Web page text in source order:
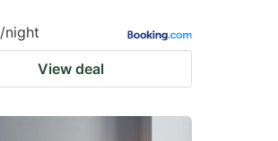
/night
View deal